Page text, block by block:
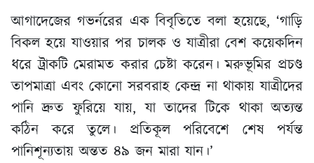
আগাদেজের গভর্নরের এক বিবৃতিতে বলা হয়েছে, ‘গাড়ি
বিকল হয়ে যাওয়ার পর চালক ও যাত্রীরা বেশ কয়েকদিন
ধরে ট্রাকটি মেরামত করার চেষ্টা করেন। মরুভূমির প্রচণ্ড
তাপমাত্রা এবং কোনো সরবরাহ কেন্দ্র না থাকায় যাত্রীদের
পানি দ্রুত ফুরিয়ে যায়, যা তাদের টিকে থাকা অত্যন্ত
কঠিন করে তুলে। প্রতিকূল পরিবেশে শেষ পর্যন্ত
পানিশূন্যতায় অন্তত ৪৯ জন মারা যান।’